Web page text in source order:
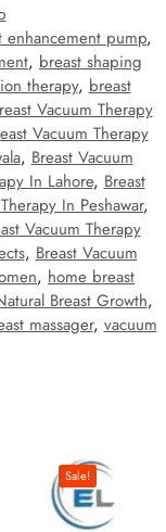
enhancement pump,
, breast shaping
therapy, breast
Vacuum Therapy
Vacuum Therapy
, Breast Vacuum
In Lahore, Breast
In Peshawar,
Vacuum Therapy
, Breast Vacuum
, home breast
Breast Growth,
massager, vacuum
Sale!